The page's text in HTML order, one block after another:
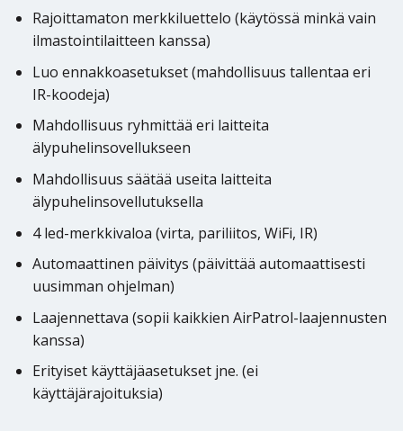
Rajoittamaton merkkiluettelo (käytössä minkä vain
ilmastointilaitteen kanssa)
Luo ennakkoasetukset (mahdollisuus tallentaa eri
IR-koodeja)
Mahdollisuus ryhmittää eri laitteita
älypuhelinsovellukseen
Mahdollisuus säätää useita laitteita
älypuhelinsovellutuksella
4 led-merkkivaloa (virta, pariliitos, WiFi, IR)
Automaattinen päivitys (päivittää automaattisesti
uusimman ohjelman)
Laajennettava (sopii kaikkien AirPatrol-laajennusten
kanssa)
Erityiset käyttäjäasetukset jne. (ei
käyttäjärajoituksia)